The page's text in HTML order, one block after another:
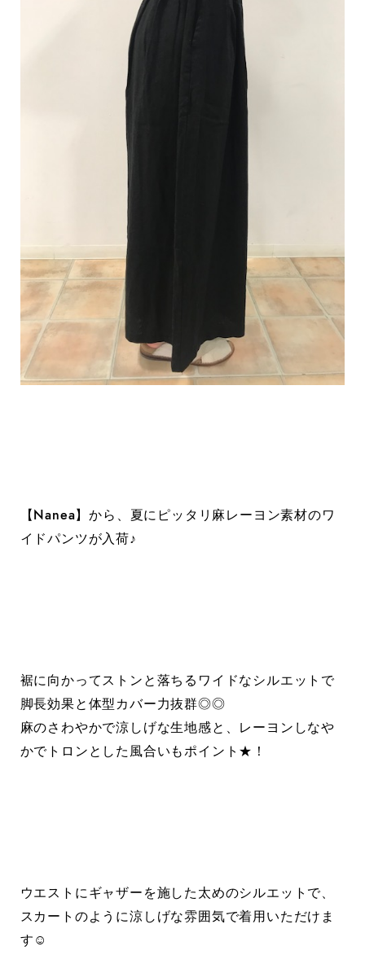
【Nanea】から、夏にピッタリ麻レーヨン素材のワ
イドパンツが入荷♪
裾に向かってストンと落ちるワイドなシルエットで
脚長効果と体型カバー力抜群◎◎
麻のさわやかで涼しげな生地感と、レーヨンしなや
かでトロンとした風合いもポイント★！
ウエストにギャザーを施した太めのシルエットで、
スカートのように涼しげな雰囲気で着用いただけま
す☺︎